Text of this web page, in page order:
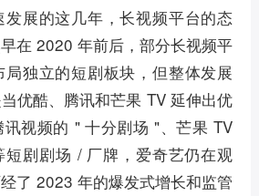
展的这几年，长视频平台的态
在 2020 年前后，部分长视频平
独立的短剧板块，但整体发展
优酷、腾讯和芒果 TV 延伸出优
视频的 " 十分剧场 "、芒果 TV
剧剧场 / 厂牌，爱奇艺仍在观
了 2023 年的爆发式增长和监管